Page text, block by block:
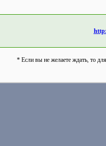
* Если вы не желаете ждать, то